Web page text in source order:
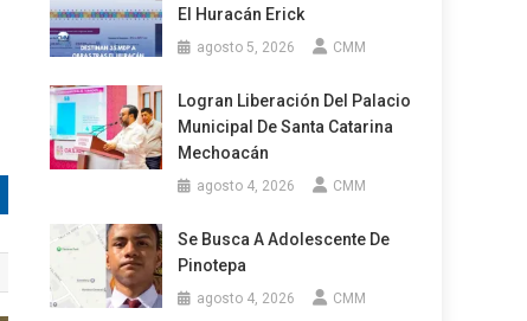
El Huracán Erick
agosto 5, 2026 CMM
Logran Liberación Del Palacio
Municipal De Santa Catarina
Mechoacán
agosto 4, 2026 CMM
Se Busca A Adolescente De
Pinotepa
agosto 4, 2026 CMM